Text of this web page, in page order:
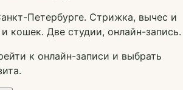
Петербурге. Стрижка, вычес и
и кошек. Две студии, онлайн-запись.
к онлайн-записи и выбрать